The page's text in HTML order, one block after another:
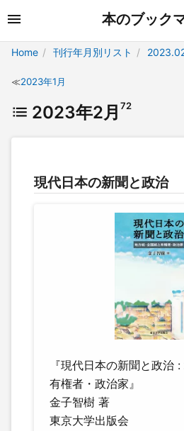
本のブック
Home 刊行年月別リスト
2023年1月
2023年2月 72
現代日本の新聞と政治
『現代日本の新聞と政治
有権者・政治家』
金子智樹 著
東京大学出版会